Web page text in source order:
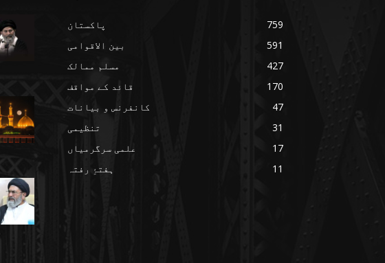
پاکستان
759
بین الاقوامی
591
مسلم ممالک
427
قائد کے مواقف
170
کانفرنس و بیانات
47
تنظیمی
31
علمی سرگرمیاں
17
ہفتۂِ رفتہ
11